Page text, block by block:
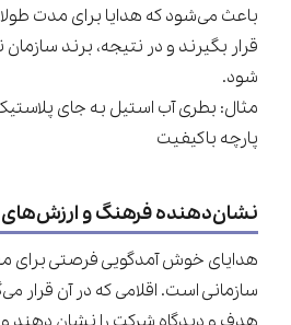
باعث می‌شود که هدایا برای مدت
قرار بگیرند و در نتیجه، برند سازمان
شود.
مثال: بطری آب استیل به جای
پارچه باکیفیت
نشان‌دهنده فرهنگ و ارزش‌های
هدایای خوش آمدگویی فرصتی برای
سازمانی است. اقلامی که در آن قرار